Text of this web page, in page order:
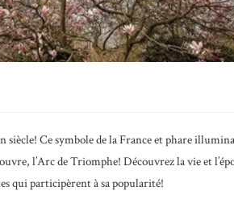
siècle! Ce symbole de la France et phare
l’Arc de Triomphe! Découvrez la vie et
qui participèrent à sa popularité!